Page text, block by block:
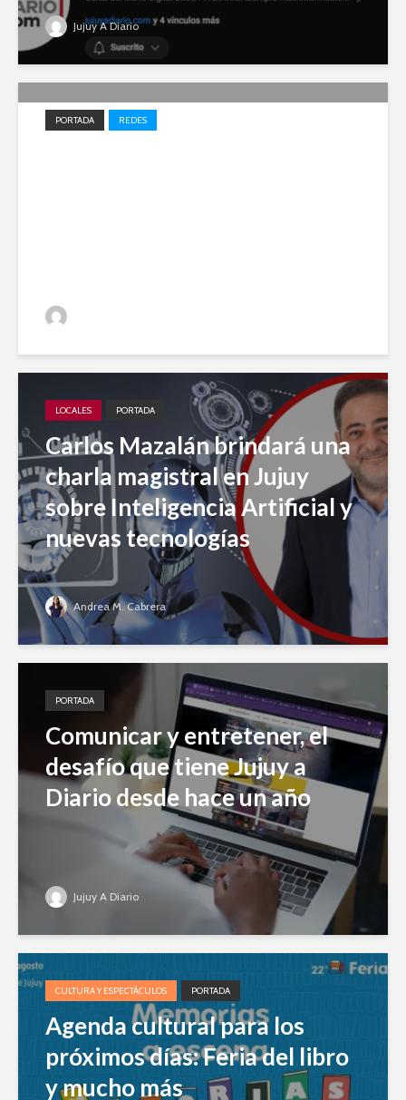
Jujuy A Diario
PORTADA REDES
LOCALES PORTADA
Carlos Mazalán brindará una
charla magistral en Jujuy
sobre Inteligencia Artificial y
nuevas tecnologías
Andrea M. Cabrera
PORTADA
Comunicar y entretener, el
desafío que tiene Jujuy a
Diario desde hace un año
Jujuy A Diario
CULTURA Y ESPECTÁCULOS PORTADA
Agenda cultural para los
próximos días: Feria del libro
y mucho más